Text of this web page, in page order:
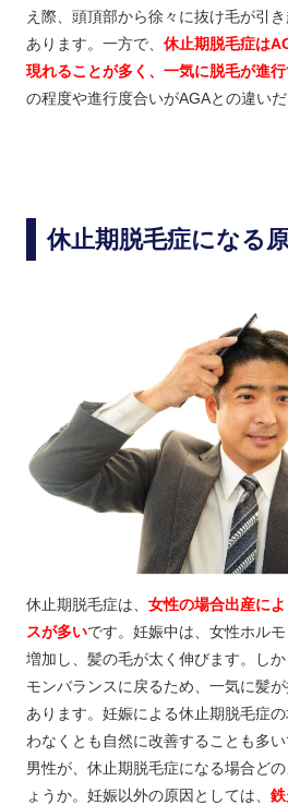
え際、頭頂部から徐々に抜け毛が引
あります。一方で、 休止期脱毛症は
現れることが多く、一気に脱毛が進
の程度や進行度合いがAGAとの違いだ
休止期脱毛症になる
休止期脱毛症は、 女性の場合出産に
スが多いです。妊娠中は、女性ホル
増加し、髪の毛が太く伸びます。し
モンバランスに戻るため、一気に髪
あります。妊娠による休止期脱毛症
わなくとも自然に改善することも多い
男性が、休止期脱毛症になる場合ど
ょうか。妊娠以外の原因としては、